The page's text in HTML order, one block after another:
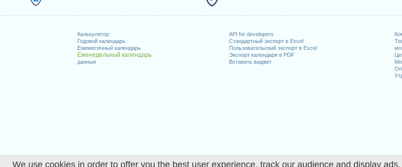
We use cookies in order to offer you the best user experience, track our audience and display
Калькулятор
Годовой календарь
Ежемесячный календарь
Еженедельный календарь
данные
API for developers
Стандартный экспорт в Excel
Пользовательский экспорт в Excel
Экспорт календаря в PDF
Вставить виджет